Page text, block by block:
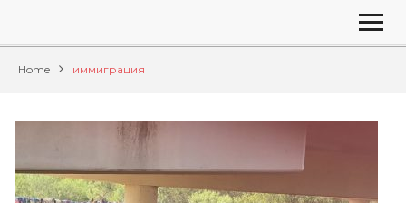
Home иммиграция